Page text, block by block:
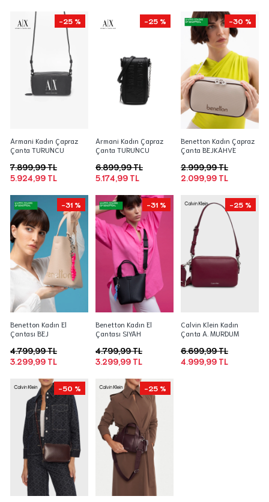
-25 %
Armani Kadın Çapraz
Çanta TURUNCU
5.924,99 TL
7.899,99 TL
-25 %
Armani Kadın Çapraz
Çanta TURUNCU
5.174,99 TL
6.899,99 TL
-30 %
Benetton Kadın Çapraz
Çanta BEJKAHVE
2.099,99 TL
2.999,99 TL
-31 %
Benetton Kadın El
Çantası BEJ
3.299,99 TL
4.799,99 TL
-31 %
Benetton Kadın El
Çantası SIYAH
3.299,99 TL
4.799,99 TL
-25 %
Calvin Klein Kadın
Çanta A. MURDUM
4.999,99 TL
6.699,99 TL
-50 % -25 %